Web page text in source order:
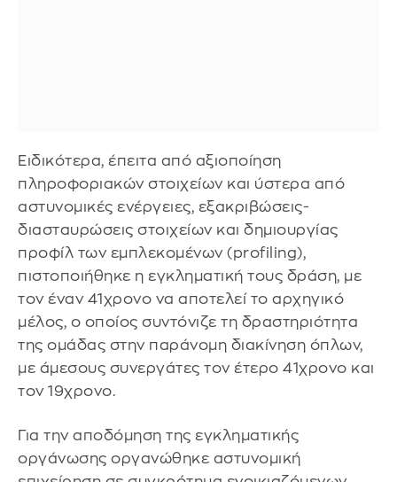
Ειδικότερα, έπειτα από αξιοποίηση
πληροφοριακών στοιχείων και ύστερα από
αστυνομικές ενέργειες, εξακριβώσεις-
διασταυρώσεις στοιχείων και δημιουργίας
προφίλ των εμπλεκομένων (profiling),
πιστοποιήθηκε η εγκληματική τους δράση, με
τον έναν 41χρονο να αποτελεί το αρχηγικό
μέλος, ο οποίος συντόνιζε τη δραστηριότητα
της ομάδας στην παράνομη διακίνηση όπλων,
με άμεσους συνεργάτες τον έτερο 41χρονο και
τον 19χρονο.
Για την αποδόμηση της εγκληματικής
οργάνωσης οργανώθηκε αστυνομική